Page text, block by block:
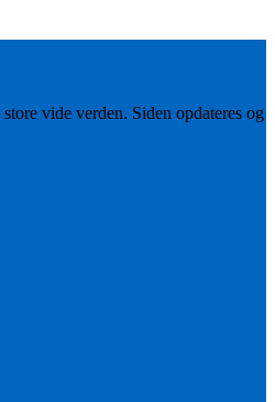
vide verden. Siden opdateres og